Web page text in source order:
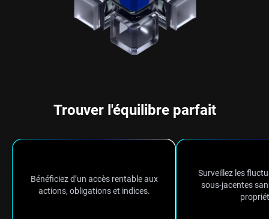
Trouver l'équilibre parfait
Bénéficiez d’un accès rentable aux
actions, obligations et indices.
Surveillez les
sous-jacentes